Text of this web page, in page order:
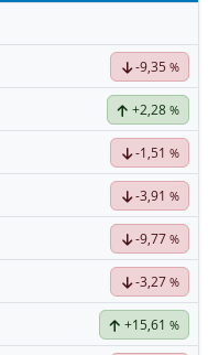
-9,35 %
+2,28 %
-1,51 %
-3,91 %
-9,77 %
-3,27 %
+15,61 %